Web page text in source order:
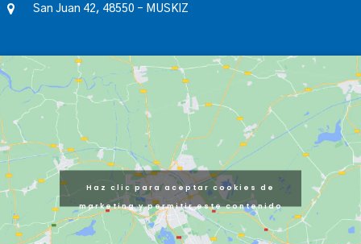
San Juan 42, 48550 – MUSKIZ
Haz clic para aceptar cookies de
marketing y permitir este contenido